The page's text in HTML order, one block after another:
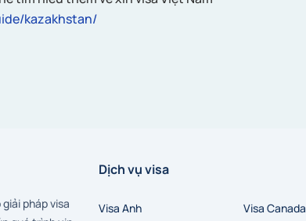
kazakhstan/
pháp visa
Dịch vụ visa
Visa Anh Visa Canada